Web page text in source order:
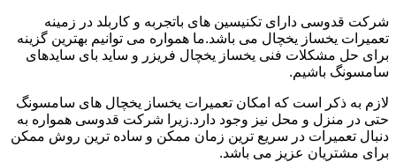
شرکت قدوسی دارای تکنیسین های باتجربه و کاربلد در زمینه
تعمیرات یخساز یخچال می باشد.ما همواره می توانیم بهترین گزینه
برای حل مشکلات فنی یخساز یخچال فریزر و ساید بای سایدهای
سامسونگ باشیم.
لازم به ذکر است که امکان تعمیرات یخساز یخچال های سامسونگ
حتی در منزل و محل نیز وجود دارد.زیرا شرکت قدوسی همواره به
دنبال تعمیرات در سریع ترین زمان ممکن و ساده ترین روش ممکن
برای مشتریان عزیز می باشد.